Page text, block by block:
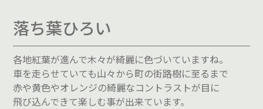
落ち葉ひろい
各地紅葉が進んで木々が綺麗に色づいていますね。
車を走らせていても山々から町の街路樹に至るまで
赤や黄色やオレンジの綺麗なコントラストが目に
飛び込んできて楽しむ事が出来ています。